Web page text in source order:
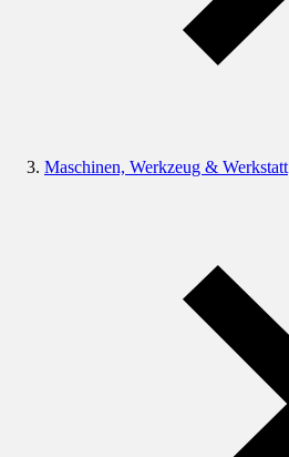
Maschinen, Werkzeug & Werkstatt